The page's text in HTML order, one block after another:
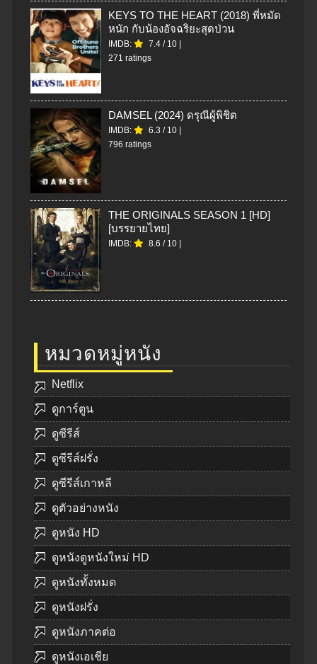
KEYS TO THE HEART (2018) พี่หมัด
หนัก กับน้องอัจฉริยะสุดป่วน
IMDB: 7.4 / 10
271 ratings
DAMSEL (2024) ดรุณีผู้พิชิต
IMDB: 6.3 / 10
796 ratings
THE ORIGINALS SEASON 1 [HD]
[บรรยายไทย]
IMDB: 8.6 / 10
หมวดหมู่หนัง
Netflix
ดูการ์ตูน
ดูซีรีส์
ดูซีรีส์ฝรั่ง
ดูซีรีส์เกาหลี
ดูตัวอย่างหนัง
ดูหนัง HD
ดูหนังดูหนังใหม่ HD
ดูหนังทั้งหมด
ดูหนังฝรั่ง
ดูหนังภาคต่อ
ดูหนังเอเชีย